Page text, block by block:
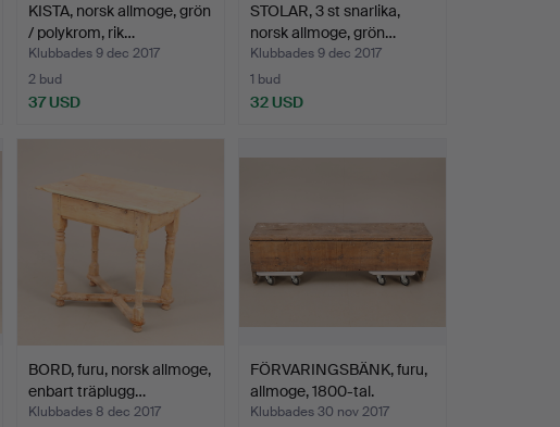
KISTA, norsk allmoge, grön
/ polykrom, rik…
Klubbades 9 dec 2017
2 bud
37 USD
STOLAR, 3 st snarlika,
norsk allmoge, grön…
Klubbades 9 dec 2017
1 bud
32 USD
BORD, furu, norsk allmoge,
enbart träplugg…
Klubbades 8 dec 2017
FÖRVARINGSBÄNK, furu,
allmoge, 1800-tal.
Klubbades 30 nov 2017